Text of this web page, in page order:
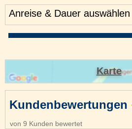
Anreise & Dauer auswählen
Kundenbewertungen
von 9 Kunden bewertet
Karte